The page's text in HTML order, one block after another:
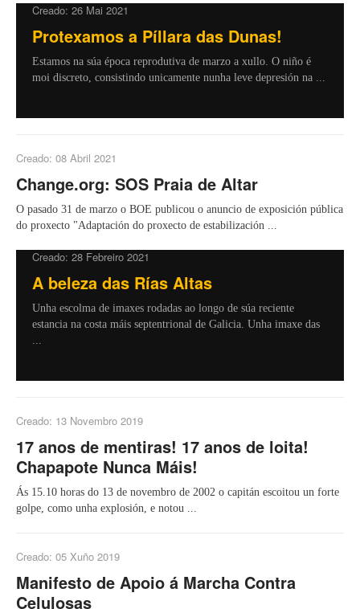
Creado: 26 Mai 2021
Protexamos a Píllara das Dunas!
Estamos na súa época reprodutiva de marzo a xullo. O niño é
moi discreto, consistindo unicamente nunha leve depresión na ...
Creado: 08 Abril 2021
Change.org: SOS Praia de Altar
O pasado 31 de marzo o BOE publicou o anuncio de exposición pública
do proxecto "Adaptación do proxecto de estabilización ...
Creado: 28 Febreiro 2021
A beleza das Rías Altas
Unha escolma de imaxes rodadas ao longo de súa reciente
estancia na costa máis septentrional de Galicia. Unha imaxe das
Creado: 13 Novembro 2019
17 anos de mentiras! 17 anos de loita!
Chapapote Nunca Máis!
Ás 15.10 horas do 13 de novembro de 2002 o capitán escoitou un forte
golpe, como unha explosión, e notou ...
Creado: 05 Xuño 2019
Manifesto de Apoio á Marcha Contra
Celulosas